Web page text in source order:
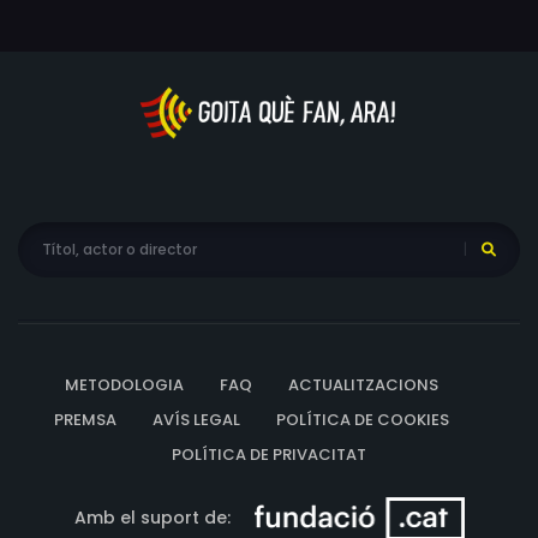
METODOLOGIA FAQ
ACTUALITZACIONS
PREMSA
AVÍS LEGAL
POLÍTICA DE COOKIES
POLÍTICA DE PRIVACITAT
Amb el suport de: